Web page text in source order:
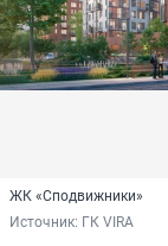
ЖК «Сподвижники»
Источник: ГК VIRA